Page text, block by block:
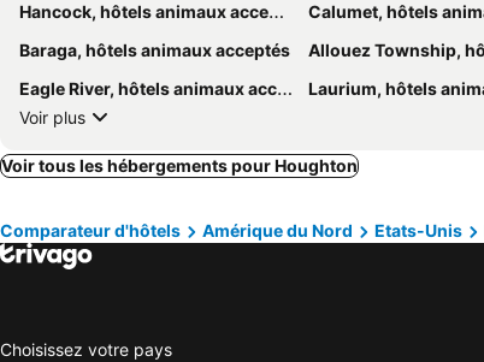
Hancock, hôtels animaux acceptés Calumet, hôtels
Baraga, hôtels animaux acceptés
Allouez Township, hôtels
Eagle River, hôtels animaux acceptés
Laurium, hôtels
Voir plus
Voir tous les hébergements pour Houghton
Comparateur d'hôtels Amérique du Nord Etats-Unis
Choisissez votre pays